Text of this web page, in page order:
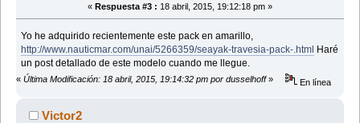
« Respuesta #3 : 18 abril, 2015, 19:12:18 pm »
Yo he adquirido recientemente este pack en amarillo,
http://www.nauticmar.com/unai/5266359/seayak-travesia-pack-.html Haré
un post detallado de este modelo cuando me llegue.
« Última Modificación: 18 abril, 2015, 19:14:32 pm por dusselhoff» En línea
Victor2